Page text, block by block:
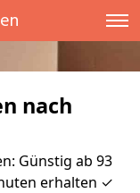
nach
Günstig ab 93
erhalten ✓